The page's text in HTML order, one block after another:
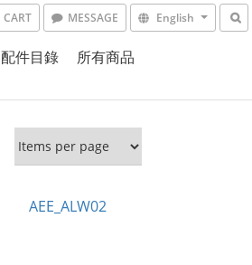
CART MESSAGE English
配件目錄 所有商品